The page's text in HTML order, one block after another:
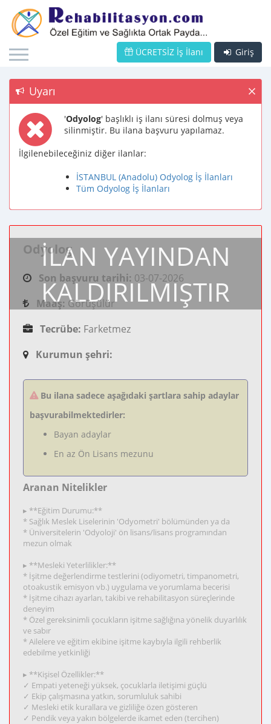
Giriş
ÜCRETSİZ İş İlanı
Uyarı
'Odyolog' başlıklı iş ilanı süresi dolmuş veya
silinmiştir. Bu ilana başvuru yapılamaz.
İlgilenebileceğiniz diğer ilanlar:
İSTANBUL (Anadolu) Odyolog İş İlanları
Tüm Odyolog İş İlanları
İLAN YAYINDAN
KALDIRILMIŞTIR
Odyolog
Son başvuru tarihi: 03-07-2026
Maaş: Görüşülür
Tecrübe: Farketmez
Kurumun şehri:
Bu ilana sadece aşağıdaki şartlara sahip adaylar
başvurabilmektedirler:
Bayan adaylar
En az Ön Lisans mezunu
Aranan Nitelikler
▸ **Eğitim Durumu:**
* Sağlık Meslek Liselerinin 'Odyometri' bölümünden ya da
* Üniversitelerin 'Odyoloji' ön lisans/lisans programından
mezun olmak
▸ **Mesleki Yeterlilikler:**
* İşitme değerlendirme testlerini (odiyometri, timpanometri,
otoakustik emisyon vb.) uygulama ve yorumlama becerisi
* İşitme cihazı ayarları, takibi ve rehabilitasyon süreçlerinde
deneyim
* Özel gereksinimli çocukların işitme sağlığına yönelik duyarlılık
ve sabır
* Ailelere ve eğitim ekibine işitme kaybıyla ilgili rehberlik
edebilme yetkinliği
▸ **Kişisel Özellikler:**
✓ Empati yeteneği yüksek, çocuklarla iletişimi güçlü
✓ Ekip çalışmasına yatkın, sorumluluk sahibi
✓ Mesleki etik kurallara ve gizliliğe özen gösteren
✓ Pendik veya yakın bölgelerde ikamet eden (tercihen)